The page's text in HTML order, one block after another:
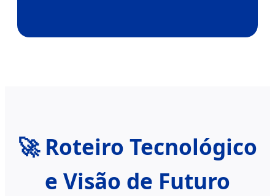
🚀 Roteiro Tecnológico
e Visão de Futuro